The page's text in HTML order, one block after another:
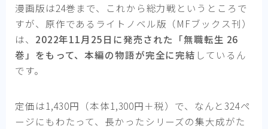
漫画版は24巻まで、これから総力戦というところで
すが、原作であるライトノベル版（MFブックス刊）
は、 2022年11月25日に発売された「無職転生 26
巻」をもって、本編の物語が完全に完結 しているん
です。
定価は1,430円（本体1,300円＋税）で、なんと324ペ
ージにもわたって、長かったシリーズの集大成がた